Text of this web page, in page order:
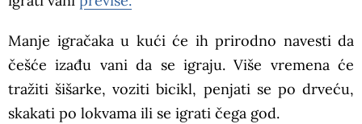
Manje igračaka u kući će ih prirodno navesti da
češće izađu vani da se igraju. Više vremena će
tražiti šišarke, voziti bicikl, penjati se po drveću,
skakati po lokvama ili se igrati čega god.